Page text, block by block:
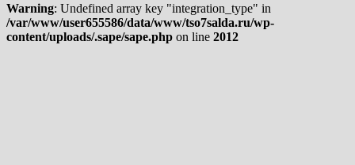
Warning: Undefined array key "integration_type" in
/var/www/user655586/data/www/tso7salda.ru/wp-
content/uploads/.sape/sape.php on line 2012